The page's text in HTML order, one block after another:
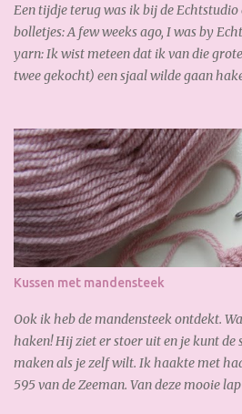
Een tijdje terug was ik bij de
bolletjes: A few weeks ago, I was by
yarn: Ik wist meteen dat ik van die
twee gekocht) een sjaal wilde gaan
snel bij. De volgende dag had ik de
zo fijn! Soon I noticed that I had too
quickly. The next day I received the
legde ik de laatste hand aan mijn sjaal.
zacht en warm. Yesterday I finished my
So soft and warm. A lovely autumn
maken? Je hebt nodig: 3,5 bol Special
Kussen met mandensteek
Ook ik heb de mandensteek ontdekt.
haken! Hij ziet er stoer uit en je kunt de
maken als je zelf wilt. Ik haakte met
595 van de Zeeman. Van deze mooie